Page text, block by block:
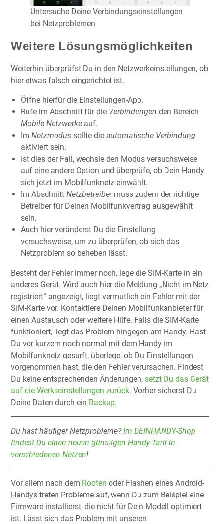
Untersuche Deine Verbindungseinstellungen
bei Netzproblemen
Weitere Lösungsmöglichkeiten
Weiterhin überprüfst Du in den Netzwerkeinstellungen, ob
hier etwas falsch eingerichtet ist.
Öffne hierfür die Einstellungen-App.
Rufe im Abschnitt für die Verbindungen den Bereich
Mobile Netzwerke auf.
Im Netzmodus sollte die automatische Verbindung
aktiviert sein.
Ist dies der Fall, wechsle den Modus versuchsweise
auf eine andere Option und überprüfe, ob Dein Handy
sich jetzt im Mobilfunknetz einwählt.
Im Abschnitt Netzbetreibermuss zudem der richtige
Betreiber für Deinen Mobilfunkvertrag ausgewählt
sein.
Auch hier veränderst Du die Einstellung
versuchsweise, um zu überprüfen, ob sich das
Netzproblem so beheben lässt.
Besteht der Fehler immer noch, lege die SIM-Karte in ein
anderes Gerät. Wird auch hier die Meldung „Nicht im Netz
registriert“ angezeigt, liegt vermutlich ein Fehler mit der
SIM-Karte vor. Kontaktiere Deinen Mobilfunkanbieter für
einen Austausch oder weitere Hilfe. Falls die SIM-Karte
funktioniert, liegt das Problem hingegen am Handy. Hast
Du vor kurzem noch normal mit dem Handy im
Mobilfunknetz gesurft, überlege, ob Du Einstellungen
vorgenommen hast, die den Fehler verursachen. Findest
Du keine entsprechenden Änderungen, setzt Du das Gerät
auf die Werkseinstellungen zurück. Vorher sicherst Du
Deine Daten durch ein Backup.
Du hast häufiger Netzprobleme?Im DEINHANDY-Shop
findest Du einen neuen günstigen Handy-Tarif in
verschiedenen Netzen!
Vor allem nach dem Rooten oder Flashen eines Android-
Handys treten Probleme auf, wenn Du zum Beispiel eine
Firmware installierst, die nicht für Dein Modell optimiert
ist. Lässt sich das Problem mit unseren